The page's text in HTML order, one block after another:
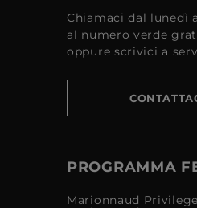
Chiamaci dal lunedì
al numero verde
oppure scrivici a
PROGRAMMA
Marionnaud Privilege